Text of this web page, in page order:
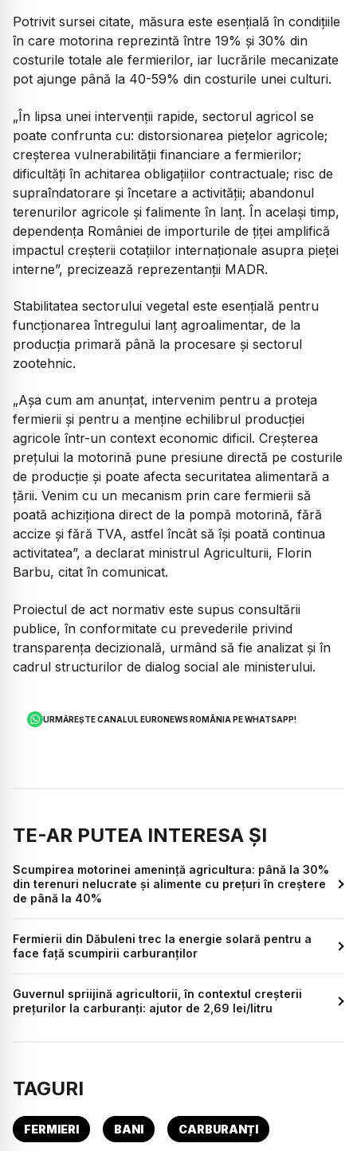
Potrivit sursei citate, măsura este esențială în condițiile
în care motorina reprezintă între 19% și 30% din
costurile totale ale fermierilor, iar lucrările mecanizate
pot ajunge până la 40-59% din costurile unei culturi.
„În lipsa unei intervenții rapide, sectorul agricol se
poate confrunta cu: distorsionarea piețelor agricole;
creșterea vulnerabilității financiare a fermierilor;
dificultăți în achitarea obligațiilor contractuale; risc de
supraîndatorare și încetare a activității; abandonul
terenurilor agricole și falimente în lanț. În același timp,
dependența României de importurile de țiței amplifică
impactul creșterii cotațiilor internaționale asupra pieței
interne”, precizează reprezentanții MADR.
Stabilitatea sectorului vegetal este esențială pentru
funcționarea întregului lanț agroalimentar, de la
producția primară până la procesare și sectorul
zootehnic.
„Așa cum am anunțat, intervenim pentru a proteja
fermierii și pentru a menține echilibrul producției
agricole într-un context economic dificil. Creșterea
prețului la motorină pune presiune directă pe costurile
de producție și poate afecta securitatea alimentară a
țării. Venim cu un mecanism prin care fermierii să
poată achiziționa direct de la pompă motorină, fără
accize și fără TVA, astfel încât să își poată continua
activitatea”, a declarat ministrul Agriculturii, Florin
Barbu, citat în comunicat.
Proiectul de act normativ este supus consultării
publice, în conformitate cu prevederile privind
transparența decizională, urmând să fie analizat și în
cadrul structurilor de dialog social ale ministerului.
URMĂREȘTE CANALUL EURONEWS ROMÂNIA PE WHATSAPP!
TE-AR PUTEA INTERESA ȘI
Scumpirea motorinei amenință agricultura: până la 30%
din terenuri nelucrate și alimente cu prețuri în creștere
de până la 40%
Fermierii din Dăbuleni trec la energie solară pentru a
face față scumpirii carburanților
Guvernul spriijină agricultorii, în contextul creșterii
prețurilor la carburanți: ajutor de 2,69 lei/litru
TAGURI
FERMIERI BANI CARBURANȚI